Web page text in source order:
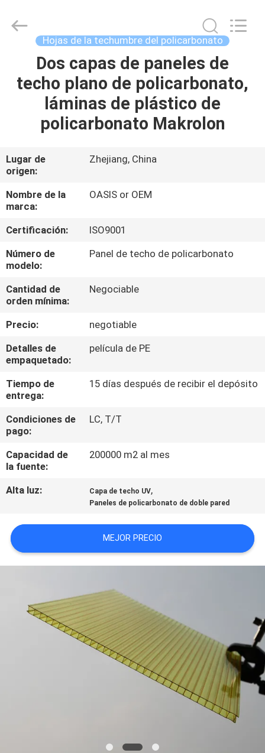
HOGAR
PRODUCTOS
SOBRE
NOSOTROS
VIAJE
DE
LA
FÁBRICA
CONTROL
CALIDAD
ÉNTRENOS
EN
CONTACTO
CON
PIDA
UNA
MAPA
DEL
PRIVACY
Oasis
Building
Hojas de la techumbre del policarbonato
Dos capas de paneles de
techo plano de policarbonato,
láminas de plástico de
policarbonato Makrolon
Lugar de
origen:
Zhejiang, China
Nombre de la
marca:
OASIS or OEM
Certificación:
ISO9001
Número de
modelo:
Panel de techo de policarbonato
Cantidad de
orden mínima:
Negociable
Precio:
negotiable
Detalles de
empaquetado:
película de PE
Tiempo de
entrega:
15 días después de recibir el depósito
Condiciones de
pago:
LC, T/T
Capacidad de
la fuente:
200000 m2 al mes
Alta luz: Capa de techo UV,
Paneles de policarbonato de doble pared
MEJOR PRECIO